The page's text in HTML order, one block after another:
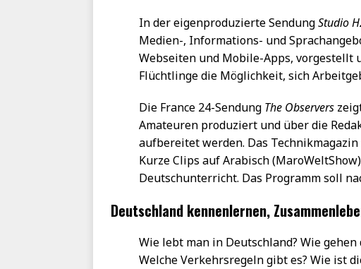
In der eigenproduzierte SendungStudio
Medien-, Informations- und
Webseiten und Mobile-Apps,
Flüchtlinge die Möglichkeit, sich
Die France 24-Sendung The Observers
Amateuren produziert und über die
aufbereitet werden. Das
Kurze Clips auf Arabisch
Deutschunterricht. Das Programm soll
Deutschland kennenlernen,
Wie lebt man in Deutschland? Wie
Welche Verkehrsregeln gibt es? Wie ist